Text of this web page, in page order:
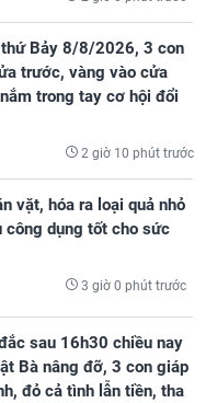
Bảy 8/8/2026, 3 con
trước, vàng vào cửa
trong tay cơ hội đổi
2 giờ 10 phút trước
vặt, hóa ra loại quả nhỏ
công dụng tốt cho sức
3 giờ 0 phút trước
sau 16h30 chiều nay
Bà nâng đỡ, 3 con giáp
đỏ cả tình lẫn tiền, tha